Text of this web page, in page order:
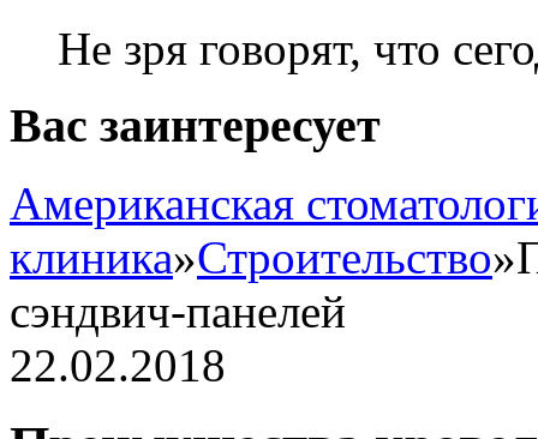
Не зря говорят, что
Вас заинтересует
Американская
клиника»Строительство»
сэндвич-панелей
22.02.2018